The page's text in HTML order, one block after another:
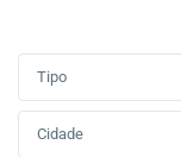
Tipo
Cidade